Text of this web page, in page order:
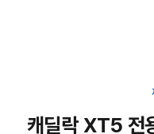
캐딜락 XT5